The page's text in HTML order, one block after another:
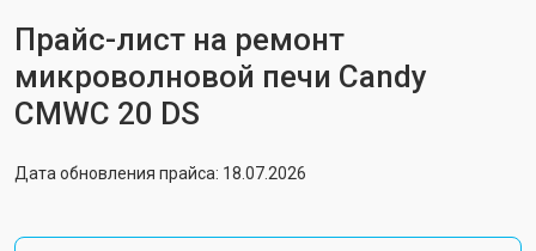
Прайс-лист на ремонт
микроволновой печи Candy
CMWC 20 DS
Дата обновления прайса: 18.07.2026